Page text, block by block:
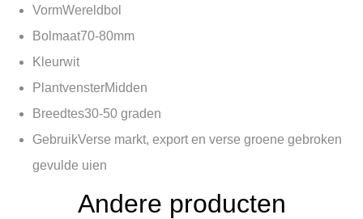
VormWereldbol
Bolmaat70-80mm
Kleurwit
PlantvensterMidden
Breedtes30-50 graden
GebruikVerse markt, export en verse groene gebroken
gevulde uien
Andere producten